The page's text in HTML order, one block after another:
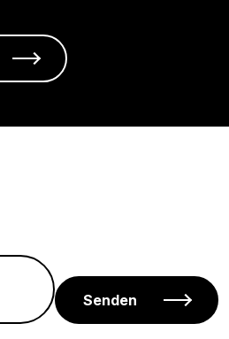
Senden